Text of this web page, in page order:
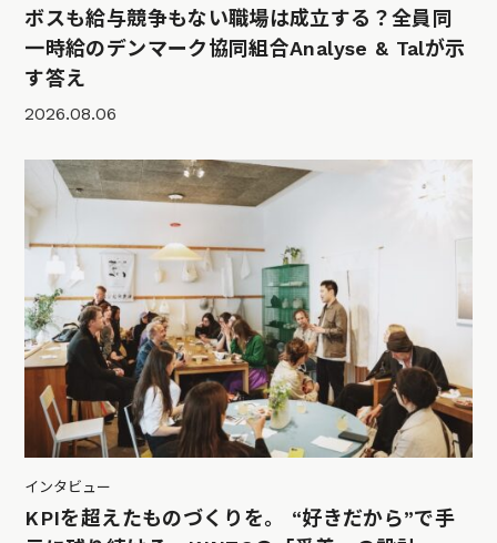
ボスも給与競争もない職場は成立する？全員同
一時給のデンマーク協同組合Analyse & Talが示
す答え
2026.08.06
インタビュー
KPIを超えたものづくりを。 “好きだから”で手